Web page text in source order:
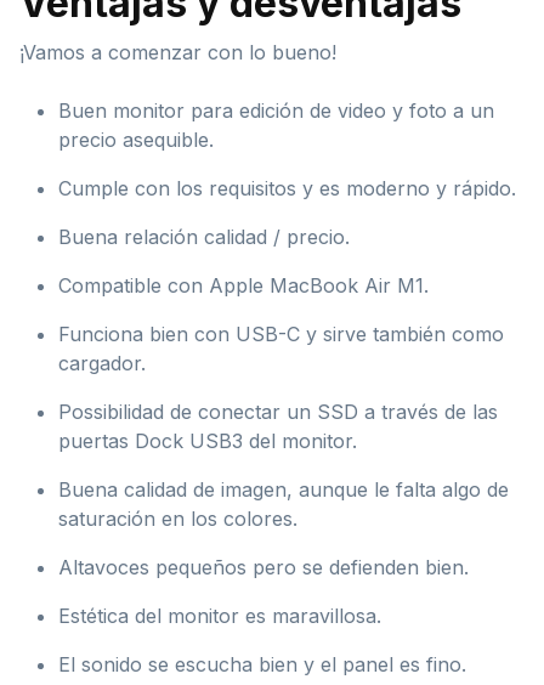
¡Vamos a comenzar con lo bueno!
Buen monitor para edición de video y foto a un
precio asequible.
Cumple con los requisitos y es moderno y rápido.
Buena relación calidad / precio.
Compatible con Apple MacBook Air M1.
Funciona bien con USB-C y sirve también como
cargador.
Possibilidad de conectar un SSD a través de las
puertas Dock USB3 del monitor.
Buena calidad de imagen, aunque le falta algo de
saturación en los colores.
Altavoces pequeños pero se defienden bien.
Estética del monitor es maravillosa.
El sonido se escucha bien y el panel es fino.